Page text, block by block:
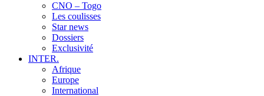
CNO – Togo
Les coulisses
Star news
Dossiers
Exclusivité
INTER.
Afrique
Europe
International